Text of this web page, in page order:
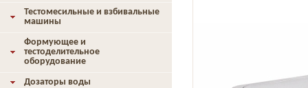
Тестомесильные и взбивальные
машины
Формующее и
тестоделительное
оборудование
Дозаторы воды